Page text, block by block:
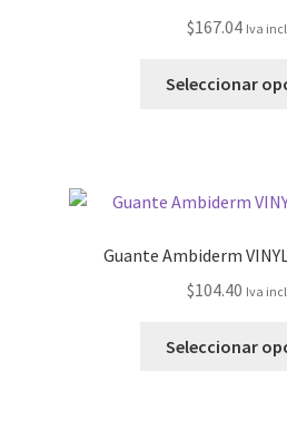
$167.04 Iva
Seleccionar
Guante Ambiderm
$104.40 Iva
Seleccionar